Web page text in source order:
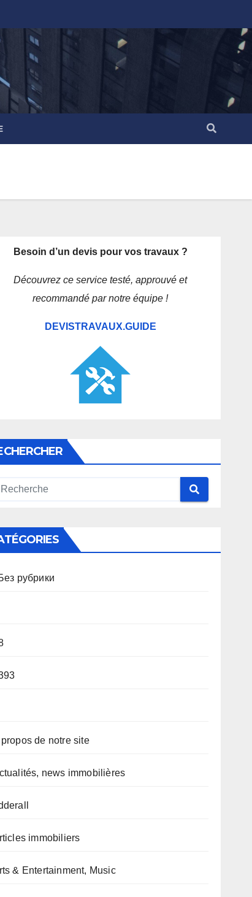
Besoin d’un devis pour vos travaux ?
Découvrez ce service testé, approuvé et
recommandé par notre équipe !
DEVISTRAVAUX.GUIDE
рубрики
de notre site
news immobilières
immobiliers
& Entertainment, Music